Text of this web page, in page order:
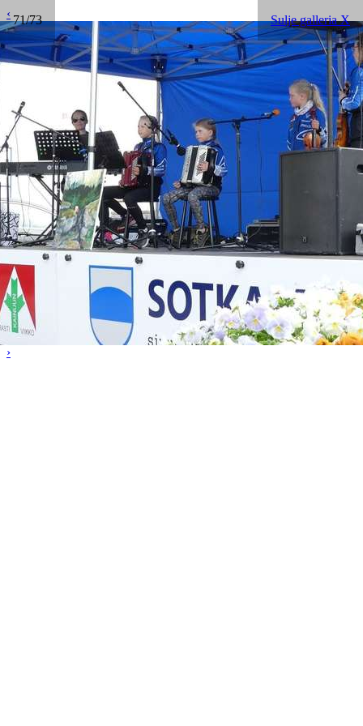
71/73 Sulje galleria X
‹
›